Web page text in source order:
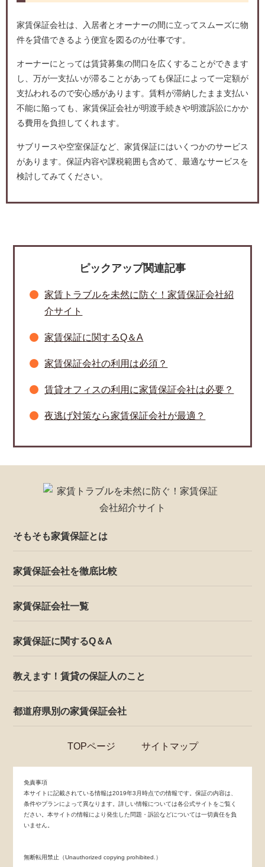
家賃保証会社は、入居者とオーナーの間に立ってスムーズに物
件を貸借できるよう便宜を図るのが仕事です。
オーナーにとっては賃貸募集の間口を広くすることができます
し、万が一支払いが滞ることがあっても保証によって一定額が
支払われるので安心感があります。賃料が滞納したまま支払い
不能に陥っても、家賃保証会社が明渡手続きや明渡訴訟にかか
る費用を負担してくれます。
サブリースや空室保証など、家賃保証にはいくつかのサービス
があります。保証内容や課税範囲も含めて、最適なサービスを
検討してみてください。
ピックアップ関連記事
家賃トラブルを未然に防ぐ！家賃保証会社紹
介サイト
家賃保証に関するQ＆A
家賃保証会社の利用は必須？
賃貸オフィスの利用に家賃保証会社は必要？
夜逃げ対策なら家賃保証会社が最適？
そもそも家賃保証とは
家賃保証会社を徹底比較
家賃保証会社一覧
家賃保証に関するQ＆A
教えます！賃貸の保証人のこと
都道府県別の家賃保証会社
TOPページ サイトマップ
免責事項
本サイトに記載されている情報は2019年3月時点での情報です。保証の内容は、
条件やプランによって異なります。詳しい情報については各公式サイトをご覧く
ださい。本サイトの情報により発生した問題・訴訟などについては一切責任を負
いません。
無断転用禁止（Unauthorized copying prohibited.）